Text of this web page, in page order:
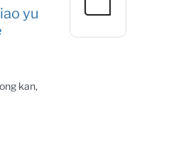
yu
kan,